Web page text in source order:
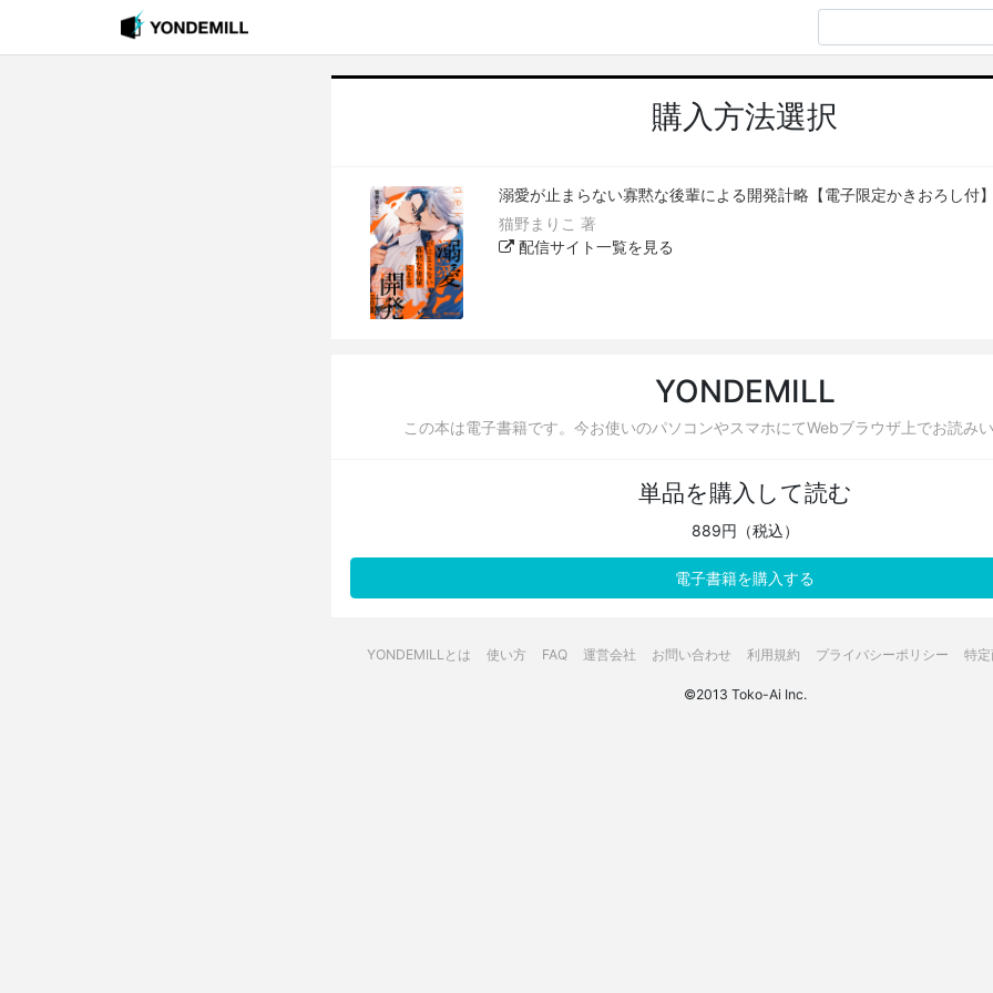
購入方法選択
溺愛が止まらない寡黙な後輩による開発計略【電子限定かきおろし付】
猫野まりこ 著
配信サイト一覧を見る
YONDEMILL
この本は電子書籍です。今お使いのパソコンやスマホにてWebブラウザ上でお読みい
単品を購入して読む
889円（税込）
電子書籍を購入する
YONDEMILLとは 使い方 FAQ 運営会社 お問い合わせ 利用規約 プライバシーポリシー 特
©2013 Toko-Ai Inc.